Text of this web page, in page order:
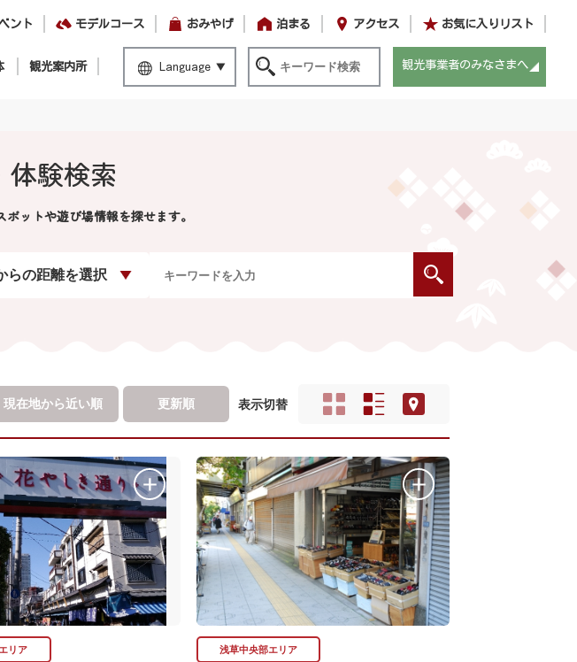
ント モデルコース おみやげ 泊まる アクセス お気に入りリスト
観光案内所 Language 観光事業者のみなさまへ
体験検索
ットや遊び場情報を探せます。
らの距離を選択
現在地から近い順 更新順 表示切替
リア 浅草中央部エリア